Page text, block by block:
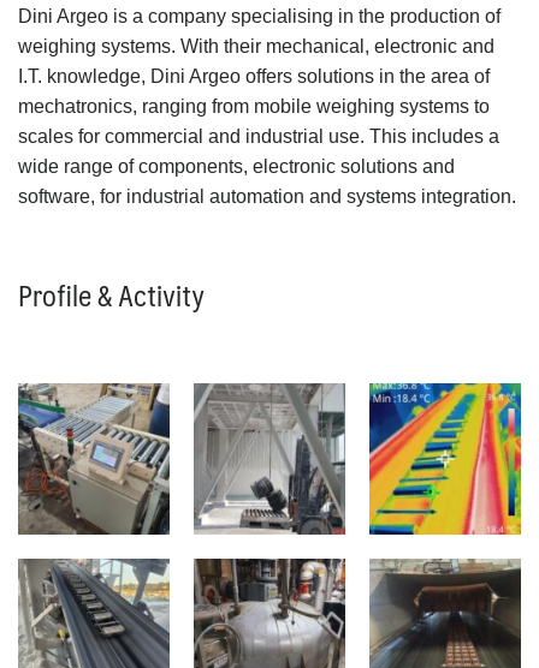
Dini Argeo is a company specialising in the production of
weighing systems. With their mechanical, electronic and
I.T. knowledge, Dini Argeo offers solutions in the area of
mechatronics, ranging from mobile weighing systems to
scales for commercial and industrial use. This includes a
wide range of components, electronic solutions and
software, for industrial automation and systems integration.
Profile & Activity